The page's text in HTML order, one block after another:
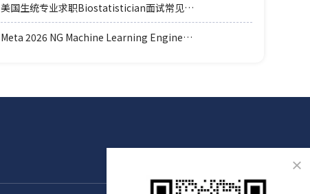
美国生统专业求职Biostatistician面试常见例题题型.pdf
Meta 2026 NG Machine Learning Engineer coding轮面参考.pdf
×